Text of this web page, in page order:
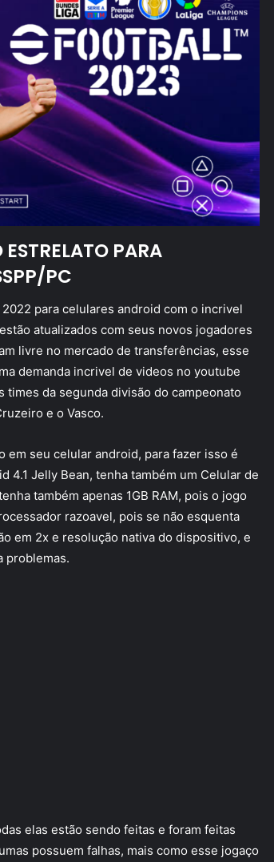
PARA
PC
para celulares android com o incrivel
atualizados com seus novos jogadores
livre no mercado de transferências, esse
demanda incrivel de videos no youtube
da segunda divisão do campeonato
e o Vasco.
em seu celular android, para fazer isso é
4.1 Jelly Bean, tenha também um Celular de
também apenas 1GB RAM, pois o jogo
razoavel, pois se não esquenta
em 2x e resolução nativa do dispositivo, e
problemas.
elas estão sendo feitas e foram feitas
possuem falhas, mais como esse jogaço